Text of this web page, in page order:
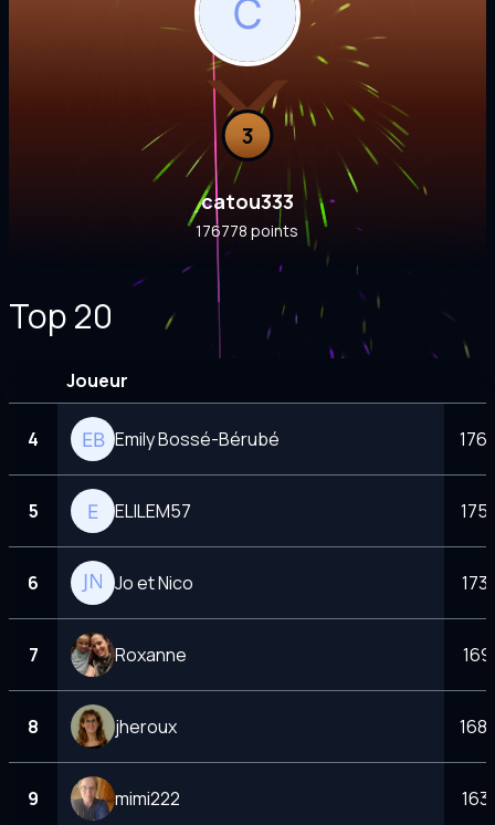
3
catou333
176778 points
Top 20
Joueur
4 Emily Bossé-Bérubé
5 ELILEM57
6 Jo et Nico
7 Roxanne
8 jheroux
9 mimi222